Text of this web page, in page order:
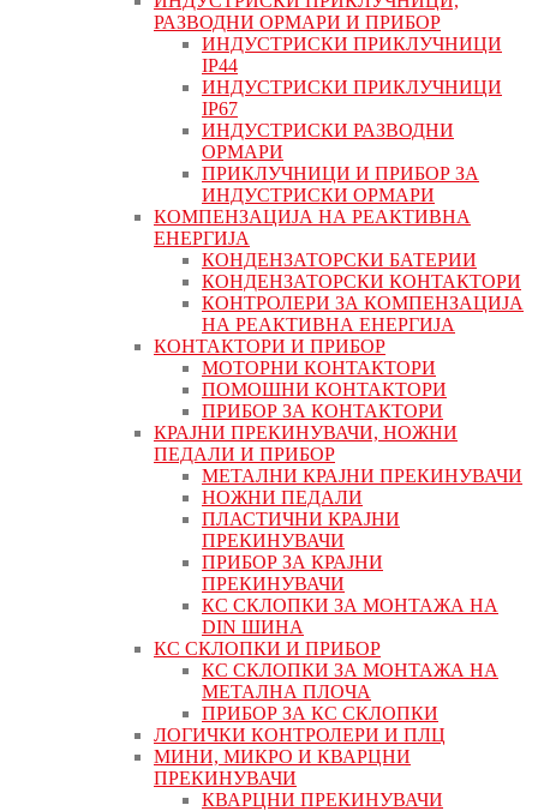
РАЗВОДНИ ОРМАРИ И ПРИБОР
ИНДУСТРИСКИ ПРИКЛУЧНИЦИ
IP44
ИНДУСТРИСКИ ПРИКЛУЧНИЦИ
IP67
ИНДУСТРИСКИ РАЗВОДНИ
ОРМАРИ
ПРИКЛУЧНИЦИ И ПРИБОР ЗА
ИНДУСТРИСКИ ОРМАРИ
КОМПЕНЗАЦИЈА НА РЕАКТИВНА
ЕНЕРГИЈА
КОНДЕНЗАТОРСКИ БАТЕРИИ
КОНДЕНЗАТОРСКИ КОНТАКТОРИ
КОНТРОЛЕРИ ЗА КОМПЕНЗАЦИЈА
НА РЕАКТИВНА ЕНЕРГИЈА
КОНТАКТОРИ И ПРИБОР
МОТОРНИ КОНТАКТОРИ
ПОМОШНИ КОНТАКТОРИ
ПРИБОР ЗА КОНТАКТОРИ
КРАЈНИ ПРЕКИНУВАЧИ, НОЖНИ
ПЕДАЛИ И ПРИБОР
МЕТАЛНИ КРАЈНИ ПРЕКИНУВАЧИ
НОЖНИ ПЕДАЛИ
ПЛАСТИЧНИ КРАЈНИ
ПРЕКИНУВАЧИ
ПРИБОР ЗА КРАЈНИ
ПРЕКИНУВАЧИ
КС СКЛОПКИ ЗА МОНТАЖА НА
DIN ШИНА
КС СКЛОПКИ И ПРИБОР
КС СКЛОПКИ ЗА МОНТАЖА НА
МЕТАЛНА ПЛОЧА
ПРИБОР ЗА КС СКЛОПКИ
ЛОГИЧКИ КОНТРОЛЕРИ И ПЛЦ
МИНИ, МИКРО И КВАРЦНИ
ПРЕКИНУВАЧИ
КВАРЦНИ ПРЕКИНУВАЧИ